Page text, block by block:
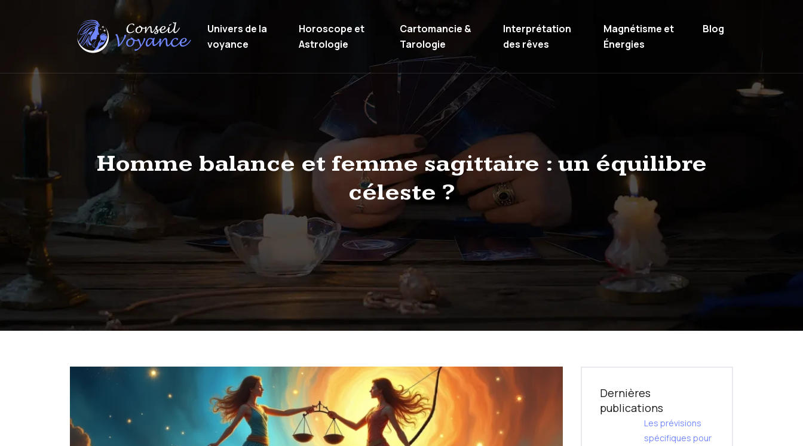
Univers de la
voyance
Horoscope et
Astrologie
Cartomancie &
Tarologie
Interprétation
des rêves
Magnétisme et
Énergies
Blog
Homme balance et femme sagittaire : un équilibre
céleste ?
Dernières
publications
Les prévisions
spécifiques pour